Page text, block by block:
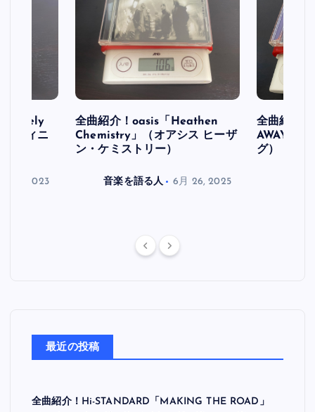
フィニ
30, 2023
全曲紹介！oasis「Heathen
Chemistry」（オアシス ヒーザ
ン・ケミストリー）
音楽を語る人 6月 26, 2025
全曲紹介
AWAY」
グ）
最近の投稿
全曲紹介！Hi-STANDARD「MAKING THE ROAD」